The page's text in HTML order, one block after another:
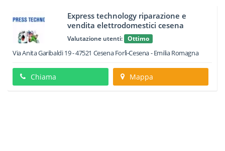
Express technology riparazione e
vendita elettrodomestici cesena
Valutazione utenti: Ottimo
Via Anita Garibaldi 19-47521 CesenaForlì-Cesena -Emilia Romagna
Chiama Mappa